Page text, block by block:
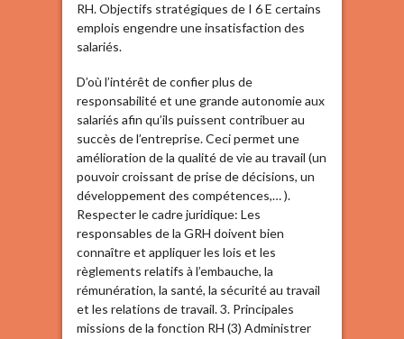
RH. Objectifs stratégiques de I 6 E certains
emplois engendre une insatisfaction des
salariés.
D’où l’intérêt de confier plus de
responsabilité et une grande autonomie aux
salariés afin qu’ils puissent contribuer au
succès de l’entreprise. Ceci permet une
amélioration de la qualité de vie au travail (un
pouvoir croissant de prise de décisions, un
développement des compétences,… ).
Respecter le cadre juridique: Les
responsables de la GRH doivent bien
connaître et appliquer les lois et les
règlements relatifs à l’embauche, la
rémunération, la santé, la sécurité au travail
et les relations de travail. 3. Principales
missions de la fonction RH (3) Administrer